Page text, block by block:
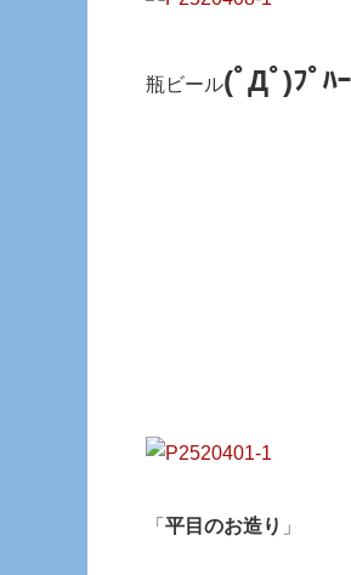
瓶ビール(ﾟДﾟ)ﾌﾟﾊ
「 平目のお造り 」